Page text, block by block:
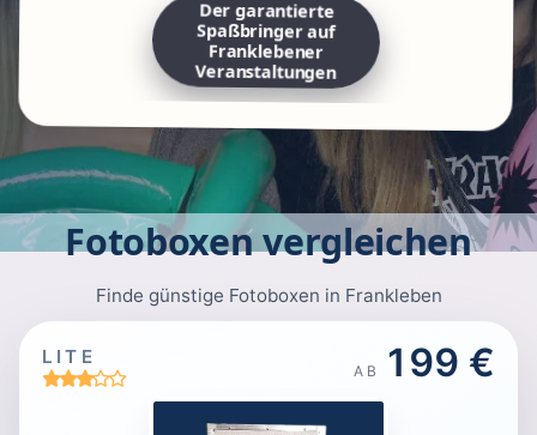
Der garantierte
Spaßbringer auf
Franklebener
Veranstaltungen
Fotoboxen vergleichen
Finde günstige Fotoboxen in Frankleben
LITE
AB 199 €